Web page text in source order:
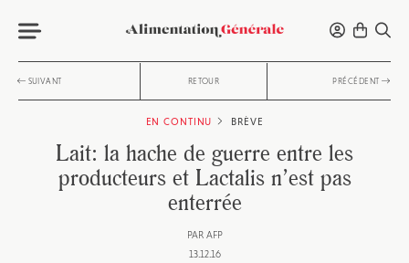
SUIVANT RETOUR PRÉCÉDENT
EN CONTINU BRÈVE
Lait: la hache de guerre entre les
producteurs et Lactalis n’est pas
enterrée
PAR AFP
13.12.16